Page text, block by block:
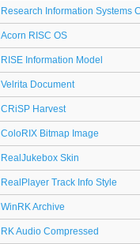
Research Information Systems
Acorn RISC OS
RISE Information Model
Velrita Document
CRiSP Harvest
ColoRIX Bitmap Image
RealJukebox Skin
RealPlayer Track Info Style
WinRK Archive
RK Audio Compressed